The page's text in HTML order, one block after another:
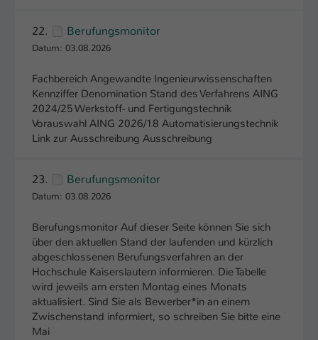
22. Berufungsmonitor
Datum: 03.08.2026
Fachbereich Angewandte Ingenieurwissenschaften
Kennziffer Denomination Stand des Verfahrens AING
2024/25 Werkstoff- und Fertigungstechnik
Vorauswahl AING 2026/18 Automatisierungstechnik
Link zur Ausschreibung Ausschreibung
23. Berufungsmonitor
Datum: 03.08.2026
Berufungsmonitor Auf dieser Seite können Sie sich
über den aktuellen Stand der laufenden und kürzlich
abgeschlossenen Berufungsverfahren an der
Hochschule Kaiserslautern informieren. Die Tabelle
wird jeweils am ersten Montag eines Monats
aktualisiert. Sind Sie als Bewerber*in an einem
Zwischenstand informiert, so schreiben Sie bitte eine
Mai
Zweck
Speicherung Ihrer vorgenommen
Einstellungen, falls der Webseiten-
Name fe_typo_user / PHPSESSID
Anbieter TYPO3
Laufzeit
Zweck
Dieses Cookie ist ein Standard-Session-
eines Intranet-Logins die Session-ID. So
kann der eingeloggte Benutzer
wiedererkannt werden und es wird ihm
Zugang zu geschützten Bereichen
gewährt.